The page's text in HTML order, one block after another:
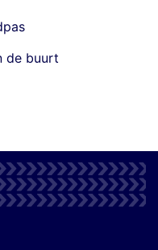
de buurt